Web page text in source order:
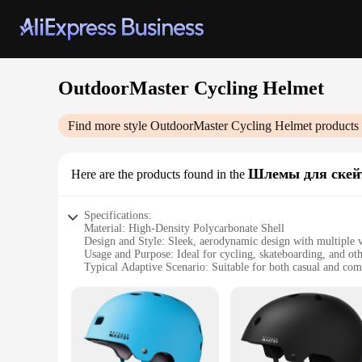
OutdoorMaster Cycling Helmet
Find more style OutdoorMaster Cycling Helmet
Here are the products found in the Шлемы для
Specifications:
Material: High-Density Polycarbonate Shell
Design and Style: Sleek, aerodynamic design with
Usage and Purpose: Ideal for cycling, skateboarding, and
Typical Adaptive Scenario: Suitable for both casual and
Performance and Property: Meets safety standards with
Features:
**Safety and Comfort Combined**
The OutdoorMaster Cycling Helmet is not just a piece of
EPS foam lining provides excellent shock absorption. The